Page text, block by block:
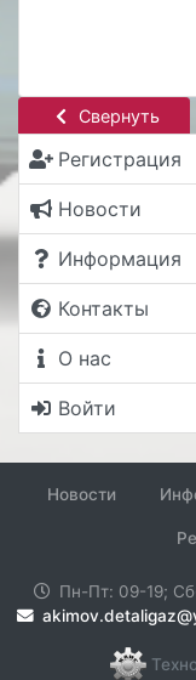
Свернуть
Регистрация
Новости
Информация
Контакты
О нас
Войти
Новости
Пн-Пт: 09-19;